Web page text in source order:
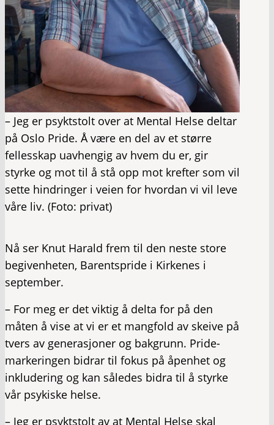
– Jeg er psyktstolt over at Mental Helse deltar
på Oslo Pride. Å være en del av et større
fellesskap uavhengig av hvem du er, gir
styrke og mot til å stå opp mot krefter som vil
sette hindringer i veien for hvordan vi vil leve
våre liv. (Foto: privat)
Nå ser Knut Harald frem til den neste store
begivenheten, Barentspride i Kirkenes i
september.
– For meg er det viktig å delta for på den
måten å vise at vi er et mangfold av skeive på
tvers av generasjoner og bakgrunn. Pride-
markeringen bidrar til fokus på åpenhet og
inkludering og kan således bidra til å styrke
vår psykiske helse.
– Jeg er psyktstolt av at Mental Helse skal